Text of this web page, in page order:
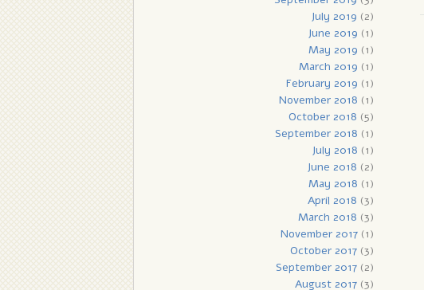
July 2019 (2)
June 2019 (1)
May 2019 (1)
March 2019 (1)
February 2019 (1)
November 2018 (1)
October 2018 (5)
September 2018 (1)
July 2018 (1)
June 2018 (2)
May 2018 (1)
April 2018 (3)
March 2018 (3)
November 2017(1)
October 2017(3)
September 2017(2)
August 2017(3)